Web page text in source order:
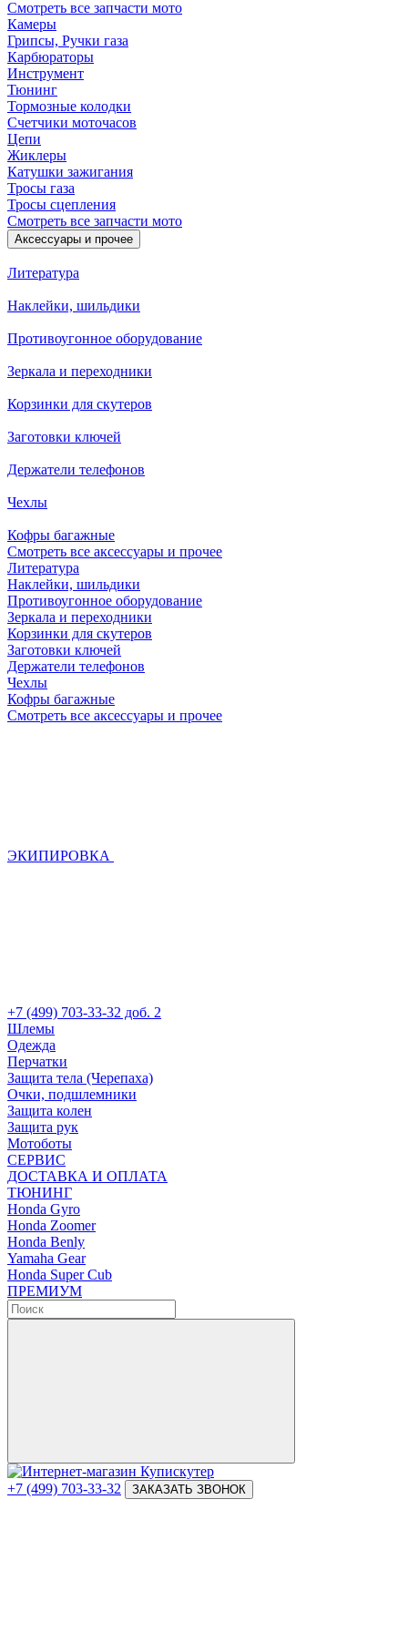
Смотреть все запчасти мото
Камеры
Грипсы, Ручки газа
Карбюраторы
Инструмент
Тюнинг
Тормозные колодки
Счетчики моточасов
Цепи
Жиклеры
Катушки зажигания
Тросы газа
Тросы сцепления
Смотреть все запчасти мото
Аксессуары и прочее
Литература
Наклейки, шильдики
Противоугонное оборудование
Зеркала и переходники
Корзинки для скутеров
Заготовки ключей
Держатели телефонов
Чехлы
Кофры багажные
Смотреть все аксессуары и прочее
Литература
Наклейки, шильдики
Противоугонное оборудование
Зеркала и переходники
Корзинки для скутеров
Заготовки ключей
Держатели телефонов
Чехлы
Кофры багажные
Смотреть все аксессуары и прочее
ЭКИПИРОВКА
+7 (499) 703-33-32 доб. 2
Шлемы
Одежда
Перчатки
Защита тела (Черепаха)
Очки, подшлемники
Защита колен
Защита рук
Мотоботы
СЕРВИС
ДОСТАВКА И ОПЛАТА
ТЮНИНГ
Honda Gyro
Honda Zoomer
Honda Benly
Yamaha Gear
Honda Super Cub
ПРЕМИУМ
+7 (499) 703-33-32 ЗАКАЗАТЬ ЗВОНОК